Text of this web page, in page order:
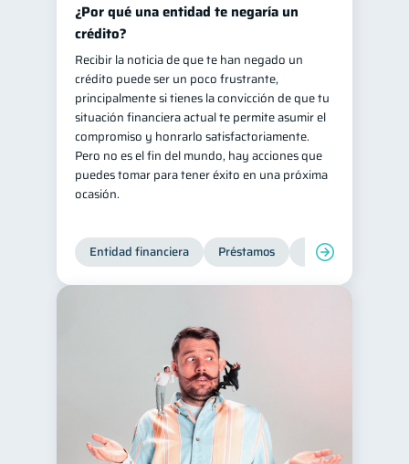
¿Por qué una entidad te negaría un
crédito?
Recibir la noticia de que te han negado un
crédito puede ser un poco frustrante,
principalmente si tienes la convicción de que tu
situación financiera actual te permite asumir el
compromiso y honrarlo satisfactoriamente.
Pero no es el fin del mundo, hay acciones que
puedes tomar para tener éxito en una próxima
ocasión.
Entidad financiera Préstamos Productos